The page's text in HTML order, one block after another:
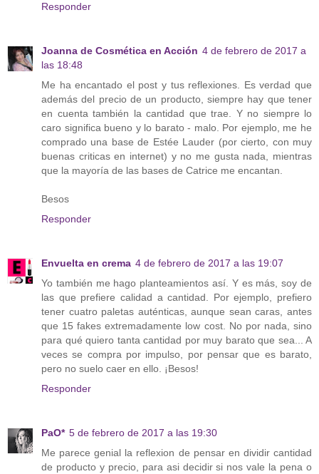
Responder
Joanna de Cosmética en Acción 4 de febrero de 2017 a
las 18:48
Me ha encantado el post y tus reflexiones. Es verdad que
además del precio de un producto, siempre hay que tener
en cuenta también la cantidad que trae. Y no siempre lo
caro significa bueno y lo barato - malo. Por ejemplo, me he
comprado una base de Estée Lauder (por cierto, con muy
buenas criticas en internet) y no me gusta nada, mientras
que la mayoría de las bases de Catrice me encantan.
Besos
Responder
Envuelta en crema 4 de febrero de 2017 a las 19:07
Yo también me hago planteamientos así. Y es más, soy de
las que prefiere calidad a cantidad. Por ejemplo, prefiero
tener cuatro paletas auténticas, aunque sean caras, antes
que 15 fakes extremadamente low cost. No por nada, sino
para qué quiero tanta cantidad por muy barato que sea... A
veces se compra por impulso, por pensar que es barato,
pero no suelo caer en ello. ¡Besos!
Responder
PaO* 5 de febrero de 2017 a las 19:30
Me parece genial la reflexion de pensar en dividir cantidad
de producto y precio, para asi decidir si nos vale la pena o